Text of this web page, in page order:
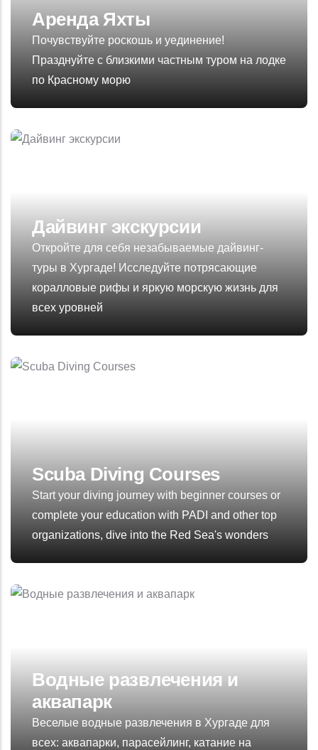
Аренда Яхты
Почувствуйте роскошь и уединение!
Празднуйте с близкими частным туром на лодке
по Красному морю
Дайвинг экскурсии
Откройте для себя незабываемые дайвинг-
туры в Хургаде! Исследуйте потрясающие
коралловые рифы и яркую морскую жизнь для
всех уровней
Scuba Diving Courses
Start your diving journey with beginner courses or
complete your education with PADI and other top
organizations, dive into the Red Sea's wonders
Водные развлечения и
аквапарк
Веселые водные развлечения в Хургаде для
всех: аквапарки, парасейлинг, катание на